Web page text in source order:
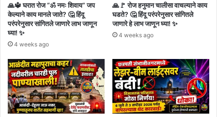
🙏🔱 घरात रोज “ॐ नमः शिवाय” जप
केल्याने काय मानले जाते? 🤔 हिंदू
परंपरेनुसार सांगितले जाणारे लाभ जाणून
घ्या! ✨
4 weeks ago
🙏🚩 रोज हनुमान चालीसा वाचल्याने काय
घडते? 🤔 हिंदू परंपरेनुसार सांगितले
जाणारे हे लाभ जाणून घ्या! ✨
4 weeks ago